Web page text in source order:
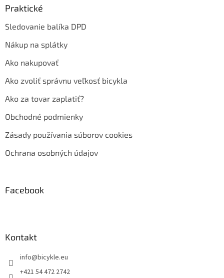
Praktické
Sledovanie balíka DPD
Nákup na splátky
Ako nakupovať
Ako zvoliť správnu veľkosť bicykla
Ako za tovar zaplatiť?
Obchodné podmienky
Zásady používania súborov cookies
Ochrana osobných údajov
Facebook
Kontakt
info@bicykle.eu
+421 54 472 2742